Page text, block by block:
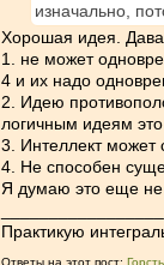
изначально,
Хорошая идея.
1. не может
4 и их надо
2. Идею
логичным идеям
3. Интеллект может
4. Не способен
Я думаю это еще не
Практикую
Ответы на этот пост: